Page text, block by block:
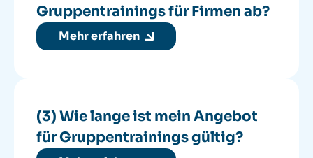
Gruppentrainings für Firmen ab?
Mehr erfahren
(3) Wie lange ist mein Angebot
für Gruppentrainings gültig?